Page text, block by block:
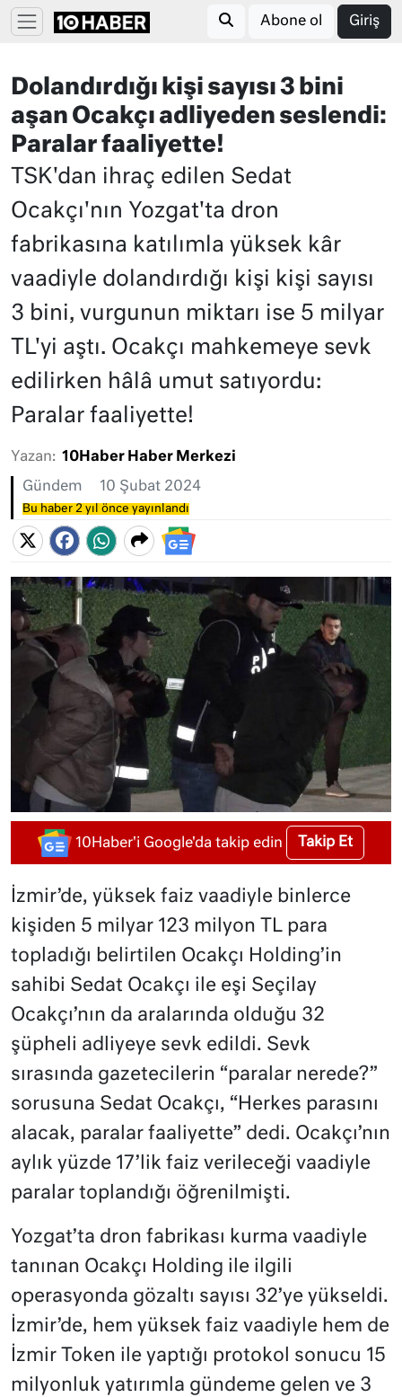
Abone ol Giriş
Dolandırdığı kişi sayısı 3 bini
aşan Ocakçı adliyeden seslendi:
Paralar faaliyette!
TSK'dan ihraç edilen Sedat
Ocakçı'nın Yozgat'ta dron
fabrikasına katılımla yüksek kâr
vaadiyle dolandırdığı kişi kişi sayısı
3 bini, vurgunun miktarı ise 5 milyar
TL'yi aştı. Ocakçı mahkemeye sevk
edilirken hâlâ umut satıyordu:
Paralar faaliyette!
Yazan: 10Haber Haber Merkezi
Gündem 10 Şubat 2024
Bu haber 2 yıl önce yayınlandı
10Haber'i Google'da takip edin Takip Et
İzmir’de, yüksek faiz vaadiyle binlerce
kişiden 5 milyar 123 milyon TL para
topladığı belirtilen Ocakçı Holding’in
sahibi Sedat Ocakçı ile eşi Seçilay
Ocakçı’nın da aralarında olduğu 32
şüpheli adliyeye sevk edildi. Sevk
sırasında gazetecilerin “paralar nerede?”
sorusuna Sedat Ocakçı, “Herkes parasını
alacak, paralar faaliyette” dedi. Ocakçı’nın
aylık yüzde 17’lik faiz verileceği vaadiyle
paralar toplandığı öğrenilmişti.
Yozgat’ta dron fabrikası kurma vaadiyle
tanınan Ocakçı Holding ile ilgili
operasyonda gözaltı sayısı 32’ye yükseldi.
İzmir’de, hem yüksek faiz vaadiyle hem de
İzmir Token ile yaptığı protokol sonucu 15
milyonluk yatırımla gündeme gelen ve 3